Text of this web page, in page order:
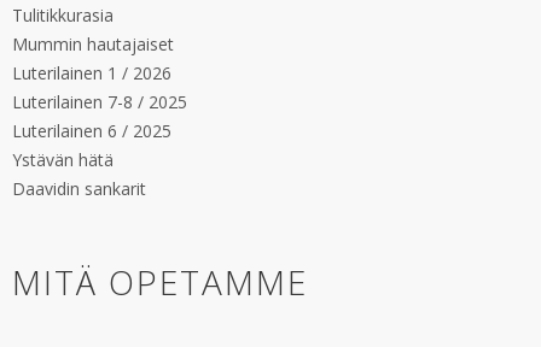
Tulitikkurasia
Mummin hautajaiset
Luterilainen 1 / 2026
Luterilainen 7-8 / 2025
Luterilainen 6 / 2025
Ystävän hätä
Daavidin sankarit
MITÄ OPETAMME